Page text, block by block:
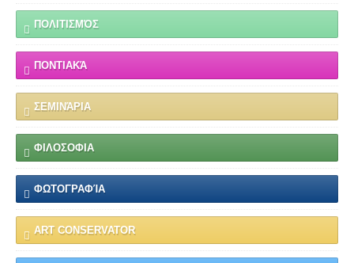
ΠΟΛΙΤΙΣΜΌΣ
ΠΟΝΤΙΑΚΆ
ΣΕΜΙΝΆΡΙΑ
ΦΙΛΟΣΟΦΙΑ
ΦΩΤΟΓΡΑΦΊΑ
ART CONSERVATOR